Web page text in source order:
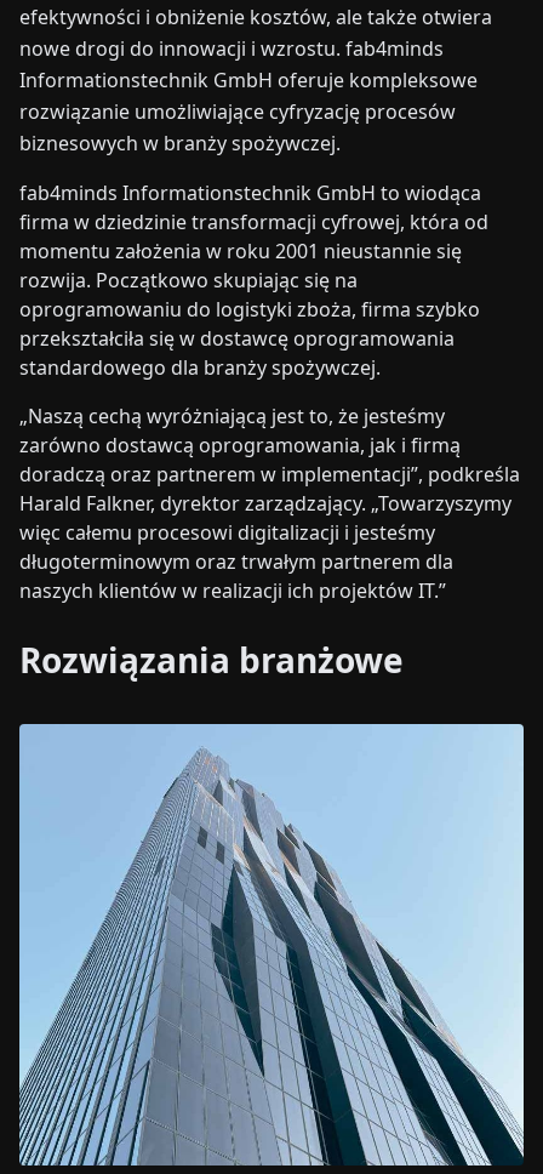
efektywności i obniżenie kosztów, ale także otwiera
nowe drogi do innowacji i wzrostu. fab4minds
Informationstechnik GmbH oferuje kompleksowe
rozwiązanie umożliwiające cyfryzację procesów
biznesowych w branży spożywczej.
fab4minds Informationstechnik GmbH to wiodąca
firma w dziedzinie transformacji cyfrowej, która od
momentu założenia w roku 2001 nieustannie się
rozwija. Początkowo skupiając się na
oprogramowaniu do logistyki zboża, firma szybko
przekształciła się w dostawcę oprogramowania
standardowego dla branży spożywczej.
„Naszą cechą wyróżniającą jest to, że jesteśmy
zarówno dostawcą oprogramowania, jak i firmą
doradczą oraz partnerem w implementacji”, podkreśla
Harald Falkner, dyrektor zarządzający. „Towarzyszymy
więc całemu procesowi digitalizacji i jesteśmy
długoterminowym oraz trwałym partnerem dla
naszych klientów w realizacji ich projektów IT.”
Rozwiązania branżowe